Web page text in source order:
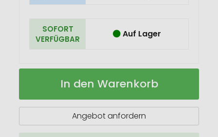
SOFORT
VERFÜGBAR
Auf Lager
Individuelles
Auf
In den Warenkorb
Angebot anfordern